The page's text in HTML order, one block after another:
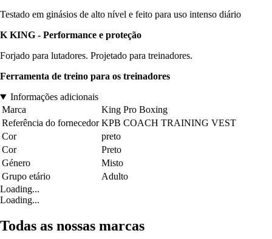
Testado em ginásios de alto nível e feito para uso intenso diário
K KING - Performance e proteção
Forjado para lutadores. Projetado para treinadores.
Ferramenta de treino para os treinadores
Informações adicionais
Marca
King Pro Boxing
Referência do fornecedor KPB COACH TRAINING VEST
Cor
preto
Cor
Preto
Género
Misto
Grupo etário
Adulto
Loading...
Loading...
Todas as nossas marcas